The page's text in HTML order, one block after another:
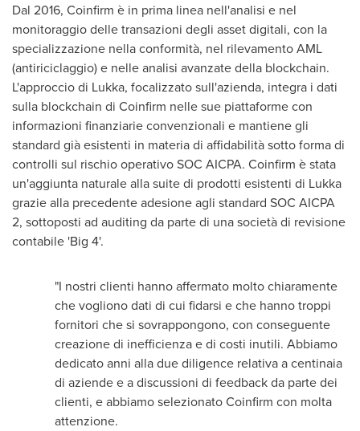
Dal 2016, Coinfirm è in prima linea nell'analisi e nel
monitoraggio delle transazioni degli asset digitali, con la
specializzazione nella conformità, nel rilevamento AML
(antiriciclaggio) e nelle analisi avanzate della blockchain.
L'approccio di Lukka, focalizzato sull'azienda, integra i dati
sulla blockchain di Coinfirm nelle sue piattaforme con
informazioni finanziarie convenzionali e mantiene gli
standard già esistenti in materia di affidabilità sotto forma di
controlli sul rischio operativo SOC AICPA. Coinfirm è stata
un'aggiunta naturale alla suite di prodotti esistenti di Lukka
grazie alla precedente adesione agli standard SOC AICPA
2, sottoposti ad auditing da parte di una società di revisione
contabile 'Big 4'.
"I nostri clienti hanno affermato molto chiaramente
che vogliono dati di cui fidarsi e che hanno troppi
fornitori che si sovrappongono, con conseguente
creazione di inefficienza e di costi inutili. Abbiamo
dedicato anni alla due diligence relativa a centinaia
di aziende e a discussioni di feedback da parte dei
clienti, e abbiamo selezionato Coinfirm con molta
attenzione.